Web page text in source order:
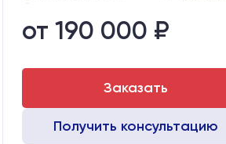
Направляющие оси Y:
Направляющие оси Х:
от 190 000 ₽
Заказать
Получить консультацию